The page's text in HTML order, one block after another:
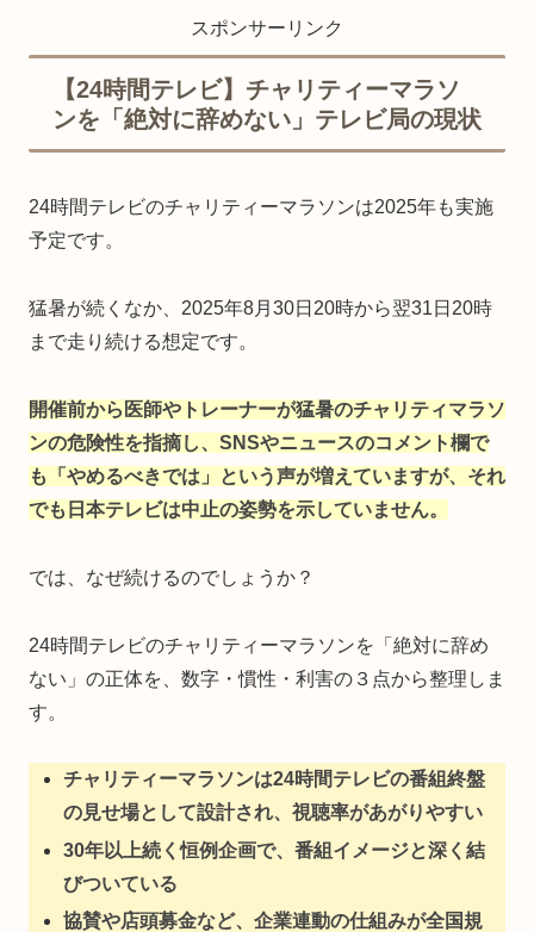
スポンサーリンク
【24時間テレビ】チャリティーマラソ
ンを「絶対に辞めない」テレビ局の現状
24時間テレビのチャリティーマラソンは2025年も実施
予定です。
猛暑が続くなか、2025年8月30日20時から翌31日20時
まで走り続ける想定です。
開催前から医師やトレーナーが猛暑のチャリティマラソ
ンの危険性を指摘し、SNSやニュースのコメント欄で
も「やめるべきでは」という声が増えていますが、それ
でも日本テレビは中止の姿勢を示していません。
では、なぜ続けるのでしょうか？
24時間テレビのチャリティーマラソンを「絶対に辞め
ない」の正体を、数字・慣性・利害の３点から整理しま
す。
チャリティーマラソンは24時間テレビの番組終盤
の見せ場として設計され、視聴率があがりやすい
30年以上続く恒例企画で、番組イメージと深く結
びついている
協賛や店頭募金など、企業連動の仕組みが全国規